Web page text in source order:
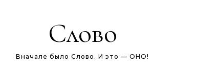
Слово
Вначале было Слово. И это — ОНО!